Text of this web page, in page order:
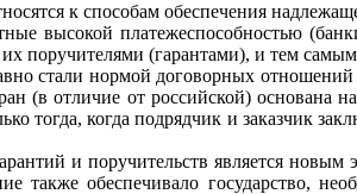
к способам обеспечения
высокой платежеспособностью
поручителями (гарантами), и тем
стали нормой договорных
(в отличие от российской) основана
тогда, когда подрядчик и заказчик
и поручительств является
также обеспечивало государство,